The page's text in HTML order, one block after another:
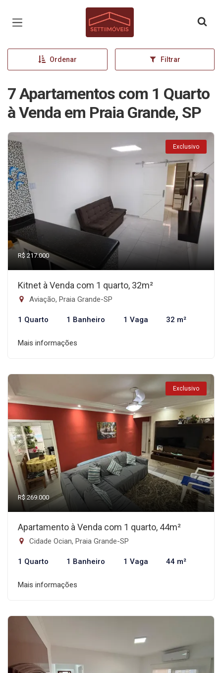
Página inicial
Ordenar Filtrar
7 Apartamentos com 1 Quarto
à Venda em Praia Grande, SP
Exclusivo
R$ 217.000
Kitnet à Venda com 1 quarto, 32m²
Aviação, Praia Grande-SP
1 Quarto 1 Banheiro 1 Vaga 32 m²
Mais informações
Exclusivo
R$ 269.000
Apartamento à Venda com 1 quarto, 44m²
Cidade Ocian, Praia Grande-SP
1 Quarto 1 Banheiro 1 Vaga 44 m²
Mais informações